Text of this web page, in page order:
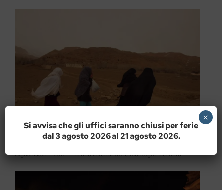
Afghanistan – 2012 – Freddo inverno tra le montagne del nord
Si avvisa che gli uffici saranno chiusi per ferie
dal 3 agosto 2026 al 21 agosto 2026.
×